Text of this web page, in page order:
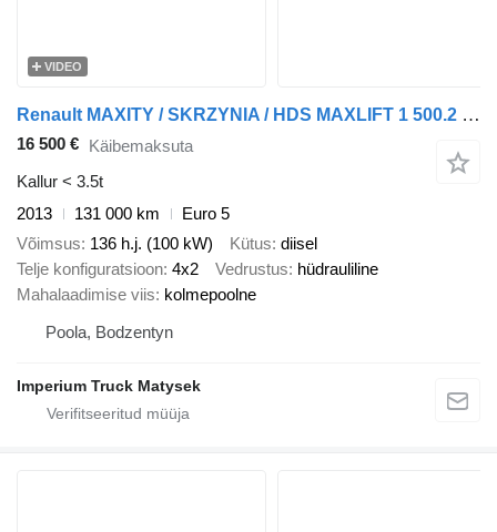
VIDEO
Renault MAXITY / SKRZYNIA / HDS MAXLIFT 1 500.2 E- 3 M / MAX UDŹWIG 990
16 500 € Käibemaksuta
Kallur < 3.5t
2013
131 000 km
Euro 5
Võimsus 136 h.j. (100 kW) Kütus diisel
Telje konfiguratsioon 4x2 Vedrustus hüdrauliline
Mahalaadimise viis kolmepoolne
Poola, Bodzentyn
Imperium Truck Matysek